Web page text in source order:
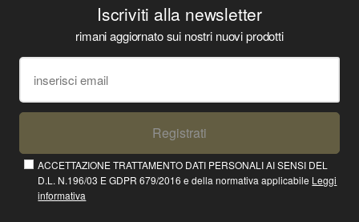
Iscriviti alla newsletter
rimani aggiornato sui nostri nuovi prodotti
Registrati
ACCETTAZIONE TRATTAMENTO DATI PERSONALI AI SENSI DEL
D.L. N.196/03 E GDPR 679/2016 e della normativa applicabile Leggi
informativa